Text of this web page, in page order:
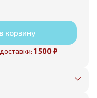
корзину
1 500 ₽